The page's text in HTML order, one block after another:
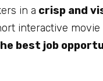
in a crisp and
interactive movie
best job